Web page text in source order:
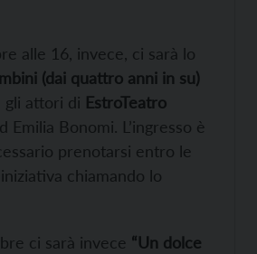
alle 16, invece, ci sarà lo
(dai quattro anni in su)
gli attori di EstroTeatro
Emilia Bonomi. L’ingresso è
prenotarsi entro le
chiamando lo
ci sarà invece “Un dolce